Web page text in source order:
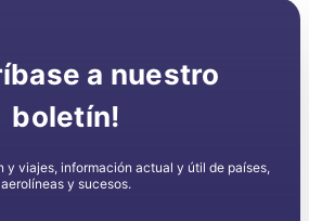
a nuestro
boletín!
y viajes, información actual y útil de países,
aerolíneas y sucesos.